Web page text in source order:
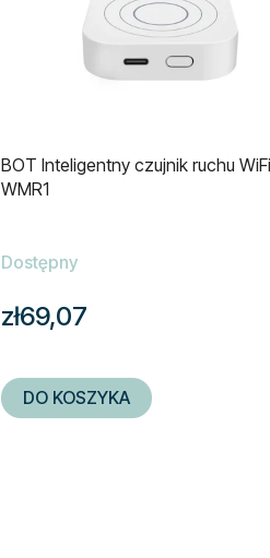
BOT Inteligentny czujnik ruchu WiFi
WMR1
Dostępny
zł69,07
DO KOSZYKA